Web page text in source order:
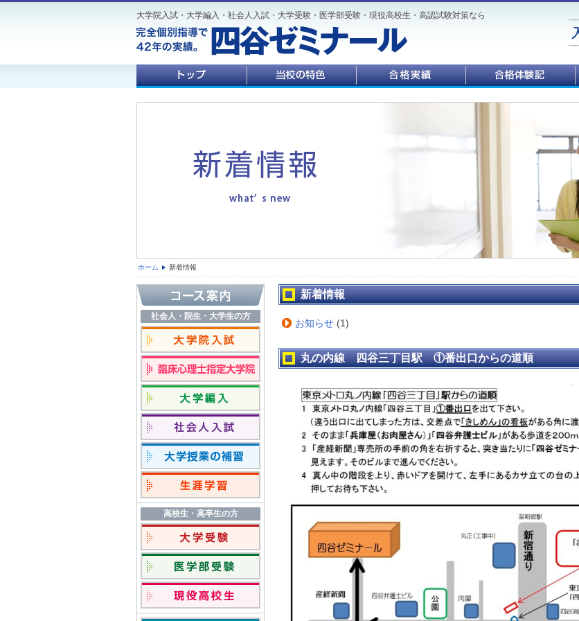
大学院入試・大学編入・社会人入試・大学受験・医学部受験・現役高校生・高認試験対策なら
ホーム 新着情報
社会人・院生・大学生の方
高校生・高卒生の方
新着情報
お知らせ (1)
丸の内線 四谷三丁目駅 ①番出口からの道順